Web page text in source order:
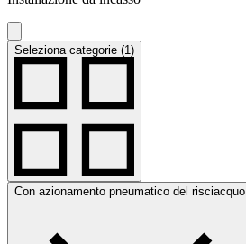
Seleziona categorie (1)
Con azionamento pneumatico del risciacquo